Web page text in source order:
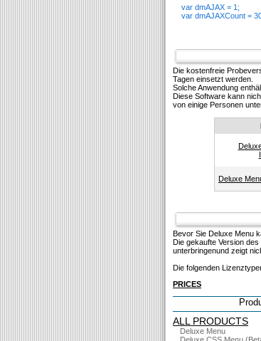
var dmAJAX = 1;
var dmAJAXCount =
Die kostenfreie
Tagen einsetzt werden.
Solсhe Anwendung
Diese Software kann
von einige Personen
Deluxe
Bevor Sie Deluxe Menu
Die gekaufte Version
unterbringenund zeigt
Die folgenden
PRICES
ALL PRODUCTS
Deluxe Menu